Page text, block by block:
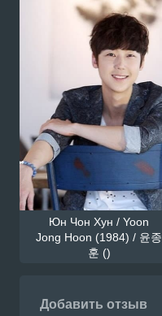
Юн Чон Хун / Yoon
Jong Hoon (1984) / 윤종
훈 ()
Добавить отзыв